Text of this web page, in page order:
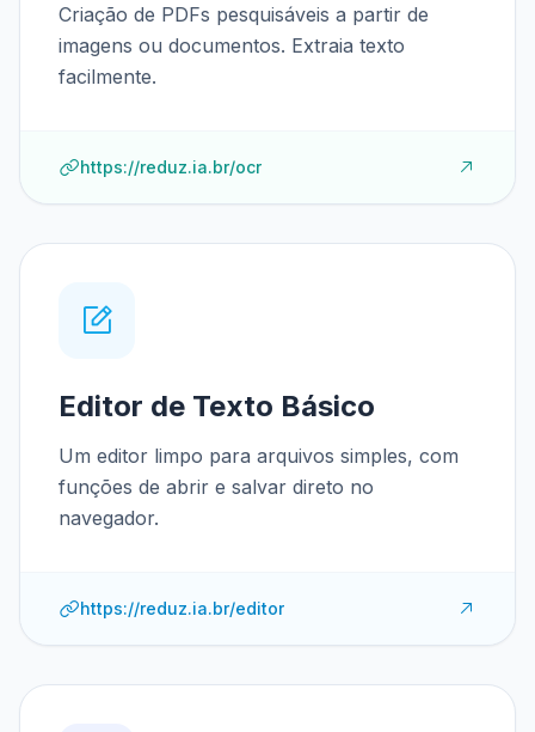
Criação de PDFs pesquisáveis a partir de
imagens ou documentos. Extraia texto
facilmente.
https://reduz.ia.br/ocr
Editor de Texto Básico
Um editor limpo para arquivos simples, com
funções de abrir e salvar direto no
navegador.
https://reduz.ia.br/editor